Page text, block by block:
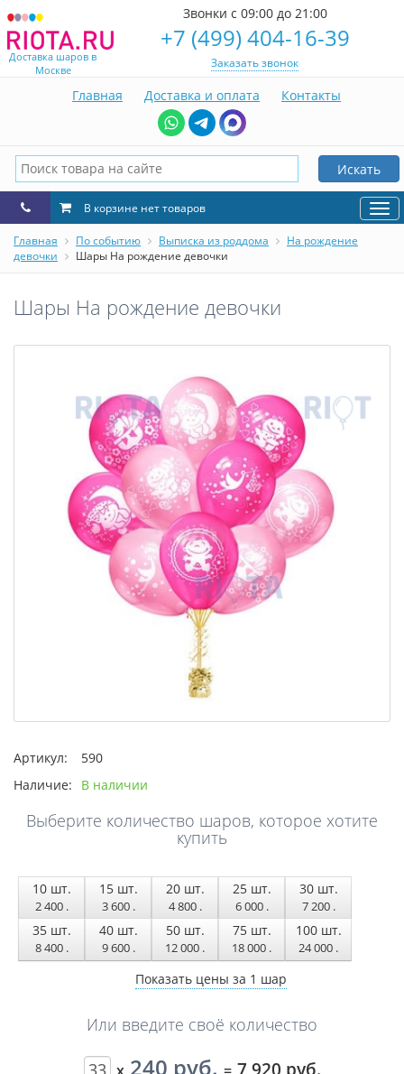
Доставка шаров в
Москве
Звонки с 09:00 до 21:00
+7 (499) 404-16-39
Заказать звонок
Главная Доставка и оплата Контакты
Искать
В корзине нет товаров
Главная По событию Выписка из роддома
На рождение
девочки
Шары На рождение девочки
Шары На рождение девочки
Артикул:
590
Наличие:
В наличии
Выберите количество шаров, которое хотите
купить
10шт.
2 400 .
15шт.
3 600 .
20шт.
4 800 .
25шт.
6 000 .
30шт.
7 200 .
35шт.
8 400 .
40шт.
9 600 .
50шт.
12 000 .
75шт.
18 000 .
100шт.
24 000 .
Показать цены за 1 шар
Или введите своё количество
240 руб. 7 920 руб.